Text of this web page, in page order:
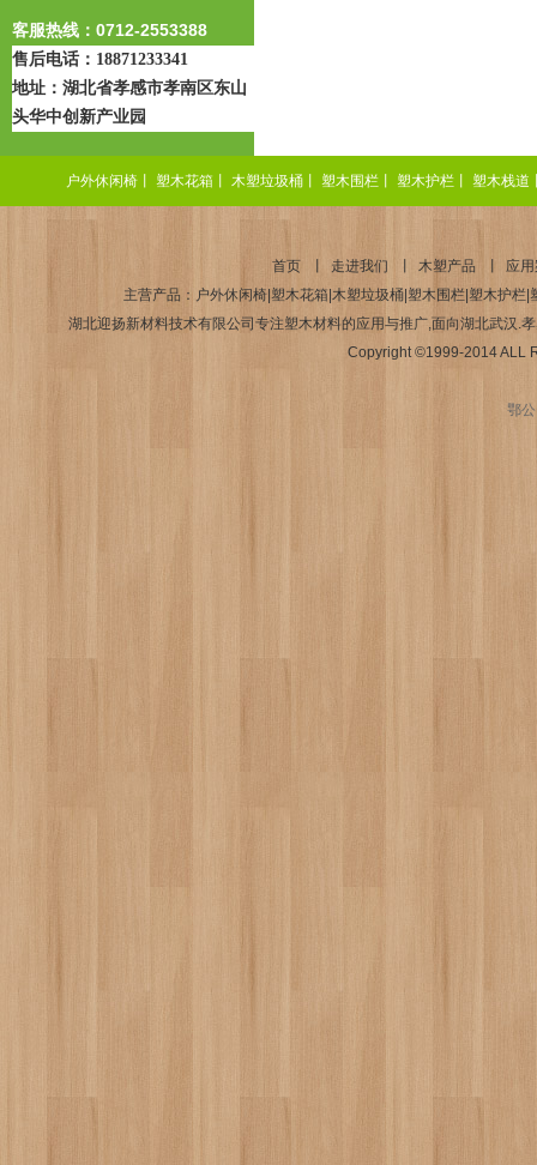
客服热线：0712-2553388
售后电话：18871233341
地址： 湖北省孝感市孝南区东山
头华中创新产业园
户外休闲椅 塑木花箱 木塑垃圾桶 塑木围栏 塑木护栏 塑木栈道
首页 走进我们 木塑产品
应
主营产品：户外休闲椅|塑木花箱|木塑垃圾桶|塑木围栏|塑木护
湖北迎扬新材料技术有限公司专注塑木材料的应用与推广,面向湖北武汉.
Copyright ©1999-2014 ALL
鄂